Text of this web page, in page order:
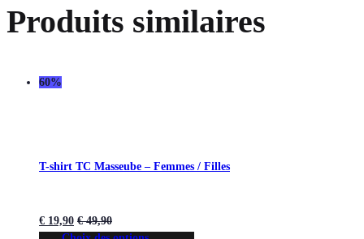
Produits similaires
60%
T-shirt TC Masseube – Femmes / Filles
€ 19,90 €49,90